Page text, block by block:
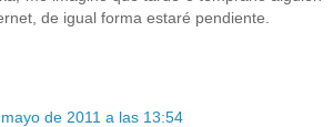
de igual forma estaré pendiente.
de 2011 a las 13:54